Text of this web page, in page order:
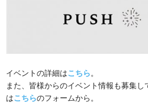
イベントの詳細はこちら。
また、皆様からのイベント情報も募集
はこちらのフォームから。